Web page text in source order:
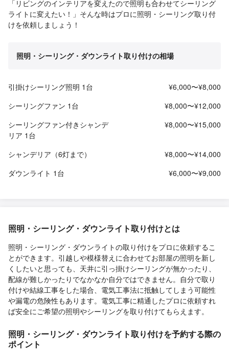
「リビングのインテリアを変えたので照明も合わせてシーリング
ライトに変えたい！」そんな時はプロに照明・シーリング取り付
けを依頼しましょう！
照明・シーリング・ダウンライト取り付けの相場
引掛けシーリング照明 1台
¥6,000〜¥8,000
シーリングファン 1台
¥8,000〜¥12,000
シーリングファン付きシャンデ
リア 1台
¥8,000〜¥15,000
シャンデリア（6灯まで）
¥8,000〜¥14,000
ダウンライト 1台
¥6,000〜¥9,000
照明・シーリング・ダウンライト取り付けとは
照明・シーリング・ダウンライトの取り付けをプロに依頼するこ
とができます。引越しや模様替えに合わせてお部屋の照明を新し
くしたいと思っても、天井に引っ掛けシーリングが無かったり、
配線が難しかったりでなかなか自分ではできません。自分で取り
付けや結線工事をした場合、電気工事法に抵触してしまう可能性
や漏電の危険性もあります。電気工事に精通したプロに依頼すれ
ば安全にご希望の照明やシーリングを取り付けてもらえます。
照明・シーリング・ダウンライト取り付けを予約する際の
ポイント